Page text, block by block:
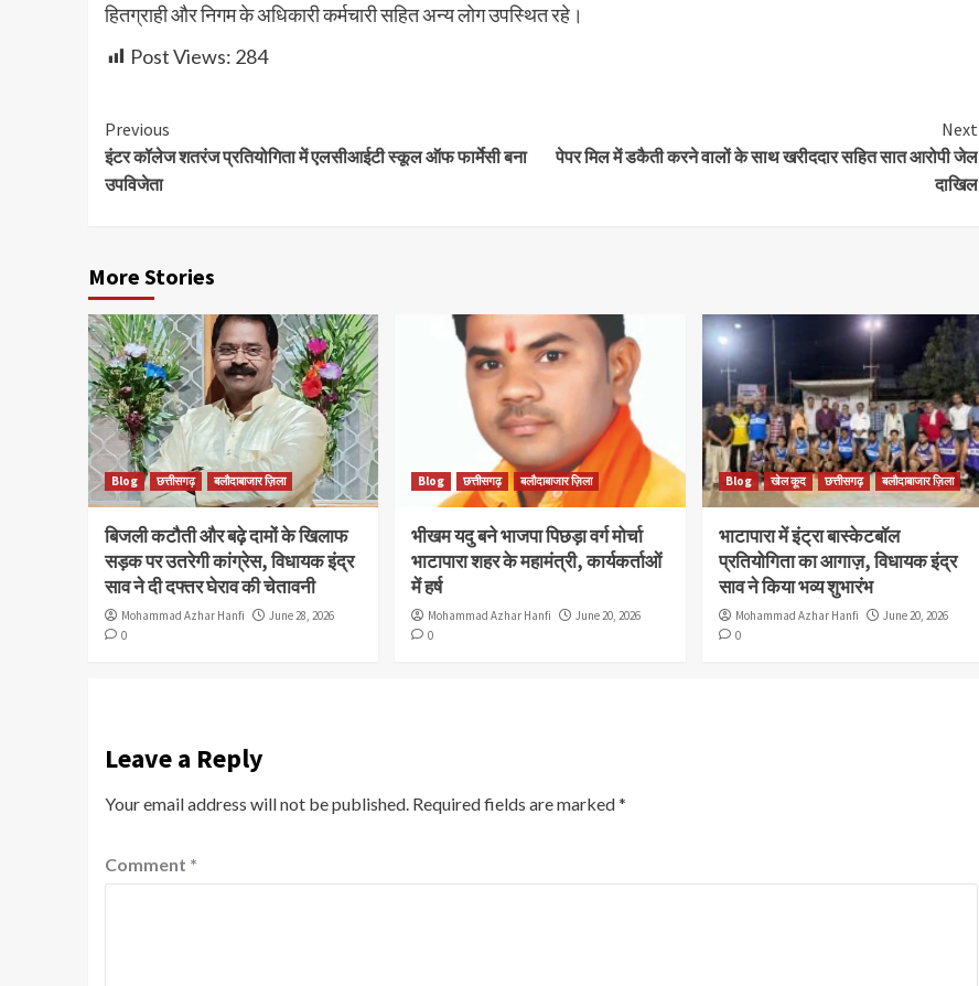
हितग्राही और निगम के अधिकारी कर्मचारी सहित अन्य लोग उपस्थित रहे।
Post Views: 284
Continue
Reading
Previous
इंटर कॉलेज शतरंज प्रतियोगिता में एलसीआईटी स्कूल ऑफ फार्मेसी बना
उपविजेता
Next
पेपर मिल में डकैती करने वालों के साथ खरीददार सहित सात आरोपी जेल
दाखिल
More Stories
Blog छत्तीसगढ़ बलौदाबाजार ज़िला
बिजली कटौती और बढ़े दामों के खिलाफ
सड़क पर उतरेगी कांग्रेस, विधायक इंद्र
साव ने दी दफ्तर घेराव की चेतावनी
Mohammad Azhar Hanfi
June 28, 2026
0
Blog छत्तीसगढ़ बलौदाबाजार ज़िला
भीखम यदु बने भाजपा पिछड़ा वर्ग मोर्चा
भाटापारा शहर के महामंत्री, कार्यकर्ताओं
में हर्ष
Mohammad Azhar Hanfi
June 20, 2026
0
Blog खेल कूद छत्तीसगढ़ बलौदाबाजार ज़िला
भाटापारा में इंट्रा बास्केटबॉल
प्रतियोगिता का आगाज़, विधायक इंद्र
साव ने किया भव्य शुभारंभ
Mohammad Azhar Hanfi
June 20, 2026
0
Leave a Reply
Your email address will not be published. Required fields are marked*
Comment *